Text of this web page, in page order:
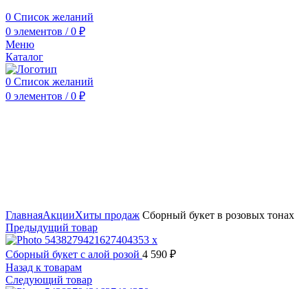
0 Список желаний
0 элементов / 0 ₽
Меню
Каталог
0 Список желаний
0 элементов / 0 ₽
ГлавнаяАкцииХиты продаж Сборный букет в розовых тонах
Предыдущий товар
Сборный букет с алой розой 4 590 ₽
Назад к товарам
Следующий товар